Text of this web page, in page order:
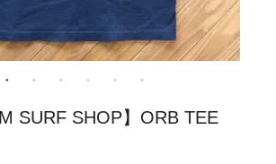
SURF SHOP】ORB TEE